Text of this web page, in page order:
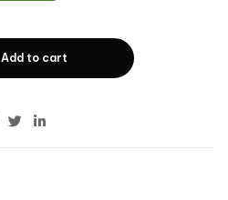
Add to cart